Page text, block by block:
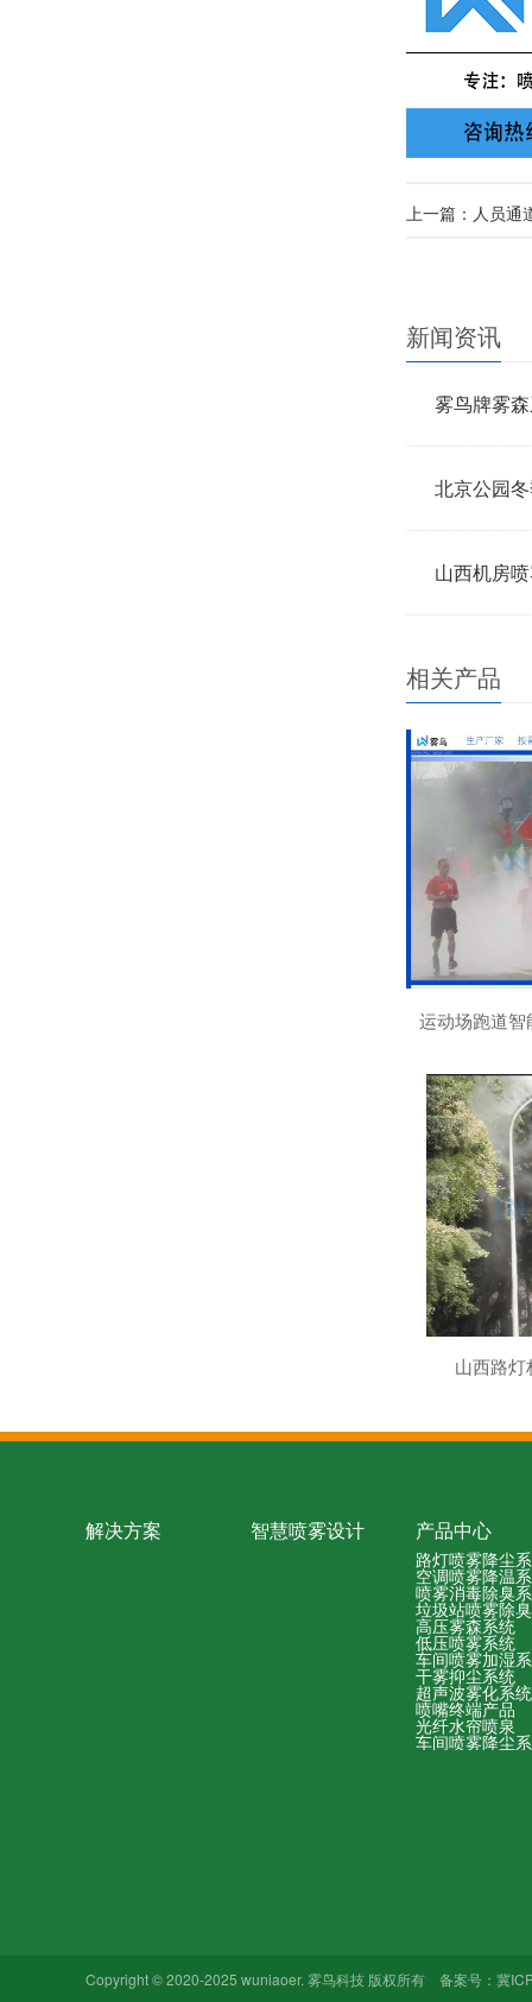
上一篇：人员通
新闻资讯
雾鸟牌雾
北京公园
相关产品
运动场跑道
山西路
解决方案 智慧喷雾设计 产品中心
路灯喷雾降尘
空调喷雾降温
喷雾消毒除臭
垃圾站喷雾除
高压雾森系统
低压喷雾系统
车间喷雾加湿
干雾抑尘系统
超声波雾化系统
喷嘴终端产品
光纤水帘喷泉
车间喷雾降尘
Copyright © 2020-2025 wuniaoer. 雾鸟科技 版权所有 备案号： 冀